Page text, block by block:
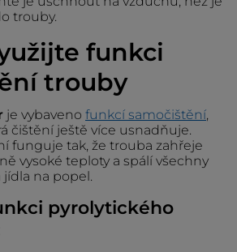
trouby.
funkci
trouby
je vybaveno funkcí samočištění
čištění ještě více usnadňuje.
funguje tak, že trouba zahřeje
vysoké teploty a spálí všechny
na popel.
pyrolytického